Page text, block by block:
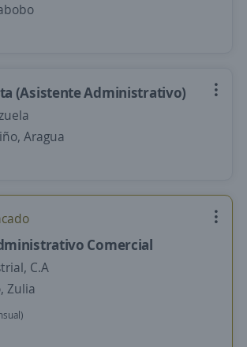
(Asistente Administrativo)
Aragua
Comercial
C.A
Zulia